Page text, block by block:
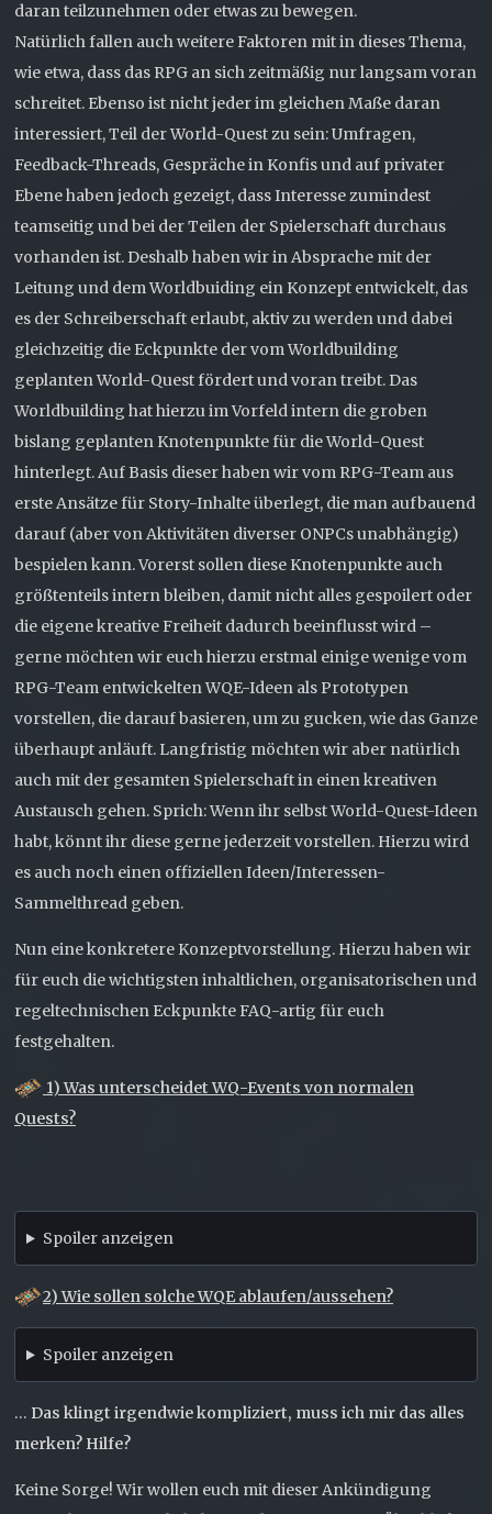
daran teilzunehmen oder etwas zu bewegen.
Natürlich fallen auch weitere Faktoren mit in dieses Thema,
wie etwa, dass das RPG an sich zeitmäßig nur langsam voran
schreitet. Ebenso ist nicht jeder im gleichen Maße daran
interessiert, Teil der World-Quest zu sein: Umfragen,
Feedback-Threads, Gespräche in Konfis und auf privater
Ebene haben jedoch gezeigt, dass Interesse zumindest
teamseitig und bei der Teilen der Spielerschaft durchaus
vorhanden ist. Deshalb haben wir in Absprache mit der
Leitung und dem Worldbuiding ein Konzept entwickelt, das
es der Schreiberschaft erlaubt, aktiv zu werden und dabei
gleichzeitig die Eckpunkte der vom Worldbuilding
geplanten World-Quest fördert und voran treibt. Das
Worldbuilding hat hierzu im Vorfeld intern die groben
bislang geplanten Knotenpunkte für die World-Quest
hinterlegt. Auf Basis dieser haben wir vom RPG-Team aus
erste Ansätze für Story-Inhalte überlegt, die man aufbauend
darauf (aber von Aktivitäten diverser ONPCs unabhängig)
bespielen kann. Vorerst sollen diese Knotenpunkte auch
größtenteils intern bleiben, damit nicht alles gespoilert oder
die eigene kreative Freiheit dadurch beeinflusst wird –
gerne möchten wir euch hierzu erstmal einige wenige vom
RPG-Team entwickelten WQE-Ideen als Prototypen
vorstellen, die darauf basieren, um zu gucken, wie das Ganze
überhaupt anläuft. Langfristig möchten wir aber natürlich
auch mit der gesamten Spielerschaft in einen kreativen
Austausch gehen. Sprich: Wenn ihr selbst World-Quest-Ideen
habt, könnt ihr diese gerne jederzeit vorstellen. Hierzu wird
es auch noch einen offiziellen Ideen/Interessen-
Sammelthread geben.
Nun eine konkretere Konzeptvorstellung. Hierzu haben wir
für euch die wichtigsten inhaltlichen, organisatorischen und
regeltechnischen Eckpunkte FAQ-artig für euch
festgehalten.
1)Was unterscheidet WQ-Events von normalen
Quests?
Spoiler anzeigen
2) Wie sollen solche WQE ablaufen/aussehen?
Spoiler anzeigen
… Das klingt irgendwie kompliziert, muss ich mir das alles
merken? Hilfe?
Keine Sorge! Wir wollen euch mit dieser Ankündigung